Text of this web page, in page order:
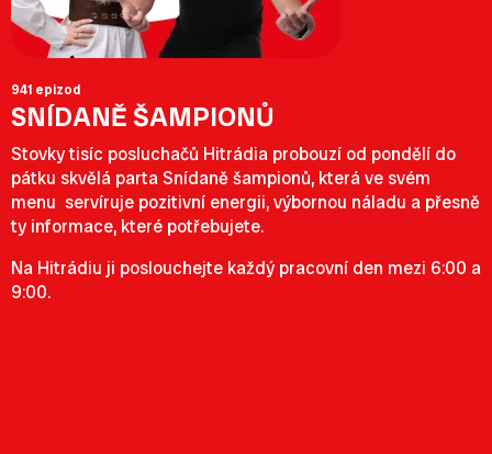
941 epizod
SNÍDANĚ ŠAMPIONŮ
Stovky tisíc posluchačů Hitrádia probouzí od pondělí do
pátku skvělá parta Snídaně šampionů, která ve svém
menu servíruje pozitivní energii, výbornou náladu a přesně
ty informace, které potřebujete.
Na Hitrádiu ji poslouchejte každý pracovní den mezi 6:00 a
9:00.